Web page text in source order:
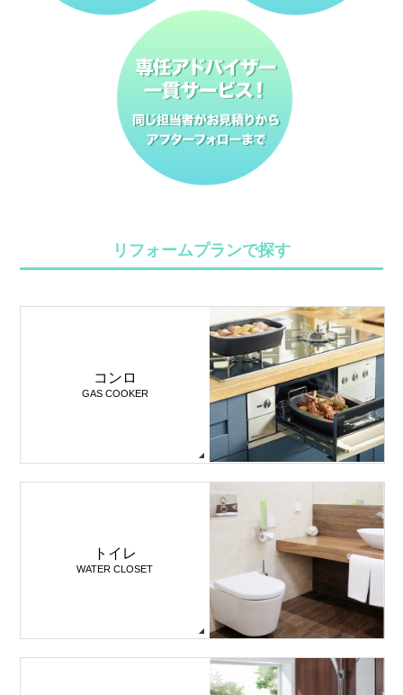
リフォームプランで探す
コンロ
GAS COOKER
トイレ
WATER CLOSET